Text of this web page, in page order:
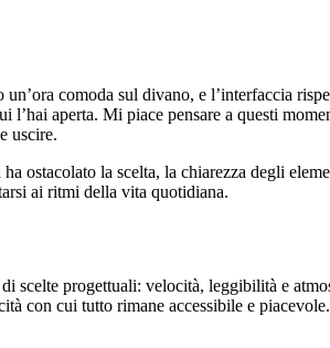
comoda sul divano, e l’interfaccia
aperta. Mi piace pensare a questi
uscire.
ostacolato la scelta, la chiarezza degli
ai ritmi della vita quotidiana.
scelte progettuali: velocità, leggibilità e
con cui tutto rimane accessibile e